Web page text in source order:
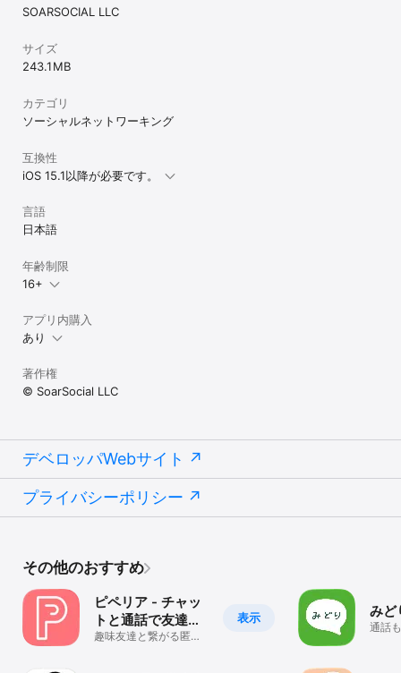
- 暇つぶしにチャットや、ランダム通話、雑談配信をするのが好き
- 位置情報共有アプリで、仲の良い友だちといつでも繋がっていた
い方
- 大学生など若い世代も利用している、友達作りトークアプリに参
加したい方
- AIチャットですぐに返信してくれるAIフレンドとの会話を楽しみた
- VTuber&音声配信が楽しめるチャットSNSアプリで、みんなでワ
イワイ盛り上がりたい方
配信)を始めてみたい方
- 友達と一緒に、コラボ配信をやってみたい方
- 寂しいときに、誰かと音声通話でお話するのが好きな方
- ”推し”に投げ銭できる人気アプリを探している方
出会い・マッチング目的で、LINEなどのSNSのIDを掲示板で交換す
ることは禁止されています。
猥褻な表現や、誹謗中傷その他不適切なコンテンツの投稿に厳しく
は、適切な処置を取ります。
YouTube: https://www.youtube.com/@circley_official
TikTok: https://www.tiktok.com/@circley_sns
Instagram: https://www.instagram.com/circley_official
[プライバシーポリシー]
https://circley.jp/privacy_policy/
[特定商取引法]
https://circley.jp/special_commercial_law/
[コミュニティガイドライン]
SOARSOCIAL LLC
サイズ
243.1 MB
カテゴリ
ソーシャルネットワーキング
互換性
iOS 15.1以降が必要です。
言語
日本語
年齢制限
16+
アプリ内購入
あり
著作権
© SoarSocial LLC
デベロッパWebサイト
プライバシーポリシー
その他のおすすめ
表示
ピペリア - チャッ
トと通話で友達が
できる新しいコミ
趣味友達と繋がる匿名
みど
通話